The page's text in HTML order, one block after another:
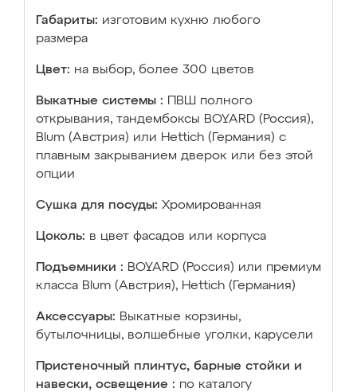
Габариты: изготовим кухню любого
размера
Цвет: на выбор, более 300 цветов
Выкатные системы :
ПВШ полного
открывания, тандембоксы BOYARD (Россия),
Blum (Австрия) или Hettich (Германия) с
плавным закрыванием дверок или без этой
опции
Сушка для посуды: Хромированная
Цоколь: в цвет фасадов или корпуса
Подъемники : BOYARD (Россия) или премиум
класса Blum (Австрия), Hettich (Германия)
Аксессуары: Выкатные корзины,
бутылочницы, волшебные уголки, карусели
Пристеночный плинтус, барные стойки и
навески, освещение : по каталогу